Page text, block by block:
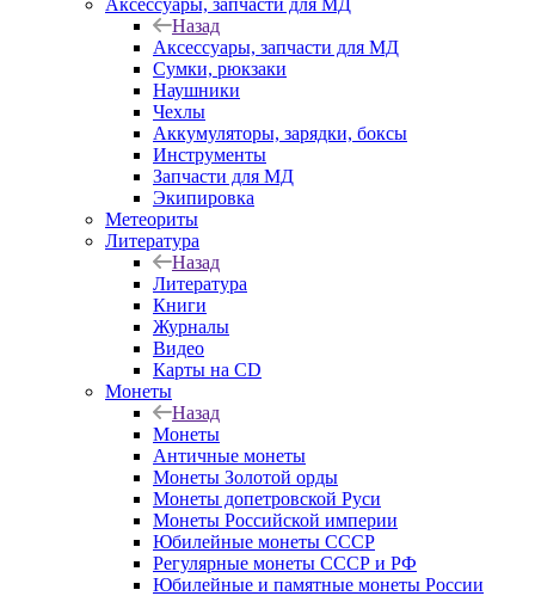
Аксессуары, запчасти для МД
Назад
Аксессуары, запчасти для МД
Сумки, рюкзаки
Наушники
Чехлы
Аккумуляторы, зарядки, боксы
Инструменты
Запчасти для МД
Экипировка
Метеориты
Литература
Назад
Литература
Книги
Журналы
Видео
Карты на CD
Монеты
Назад
Монеты
Античные монеты
Монеты Золотой орды
Монеты допетровской Руси
Монеты Российской империи
Юбилейные монеты СССР
Регулярные монеты СССР и РФ
Юбилейные и памятные монеты России